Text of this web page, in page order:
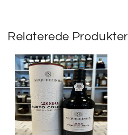
Relaterede Produkter